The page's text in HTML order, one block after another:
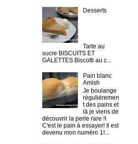
Desserts
Tarte au
sucre BISCUITS ET
GALETTES Biscotti au c...
Pain blanc
Amish
Je boulange
régulièremen
t des pains et
là je viens de
découvrir la perle rare !!
C'est le pain à essayer! Il est
devenu mon numéro 1!...